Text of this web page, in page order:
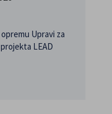
Upravi za
LEAD